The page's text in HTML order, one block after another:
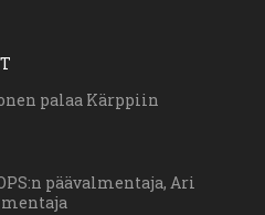
palaa Kärppiin
päävalmentaja, Ari